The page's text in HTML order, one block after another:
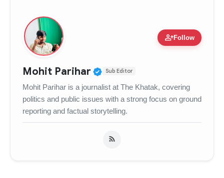
person_addFollow
Mohit Parihar Verified Public Figure •
Sub Editor
Mohit Parihar is a journalist at The Khatak, covering
politics and public issues with a strong focus on ground
reporting and factual storytelling.